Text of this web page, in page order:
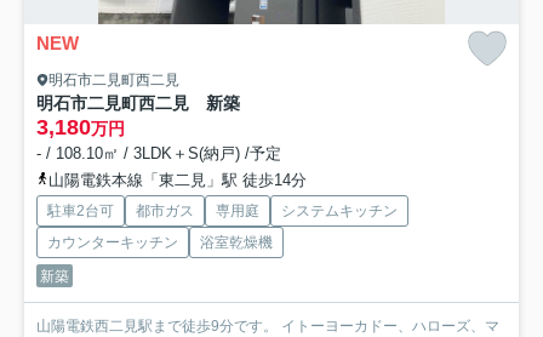
NEW
明石市二見町西二見
明石市二見町西二見 新築
3,180万円
- / 108.10㎡ / 3LDK＋S(納戸) /予定
山陽電鉄本線「東二見」駅 徒歩14分
駐車2台可 都市ガス 専用庭
システムキッチン
カウンターキッチン
浴室乾燥機
新築
山陽電鉄西二見駅まで徒歩9分です。 イトーヨーカドー、ハローズ、マ